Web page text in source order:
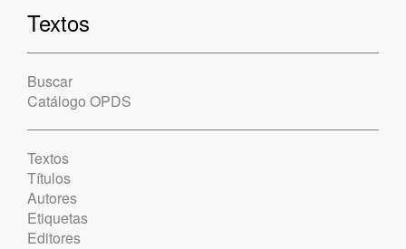
Textos
Buscar
Catálogo OPDS
Textos
Títulos
Autores
Etiquetas
Editores